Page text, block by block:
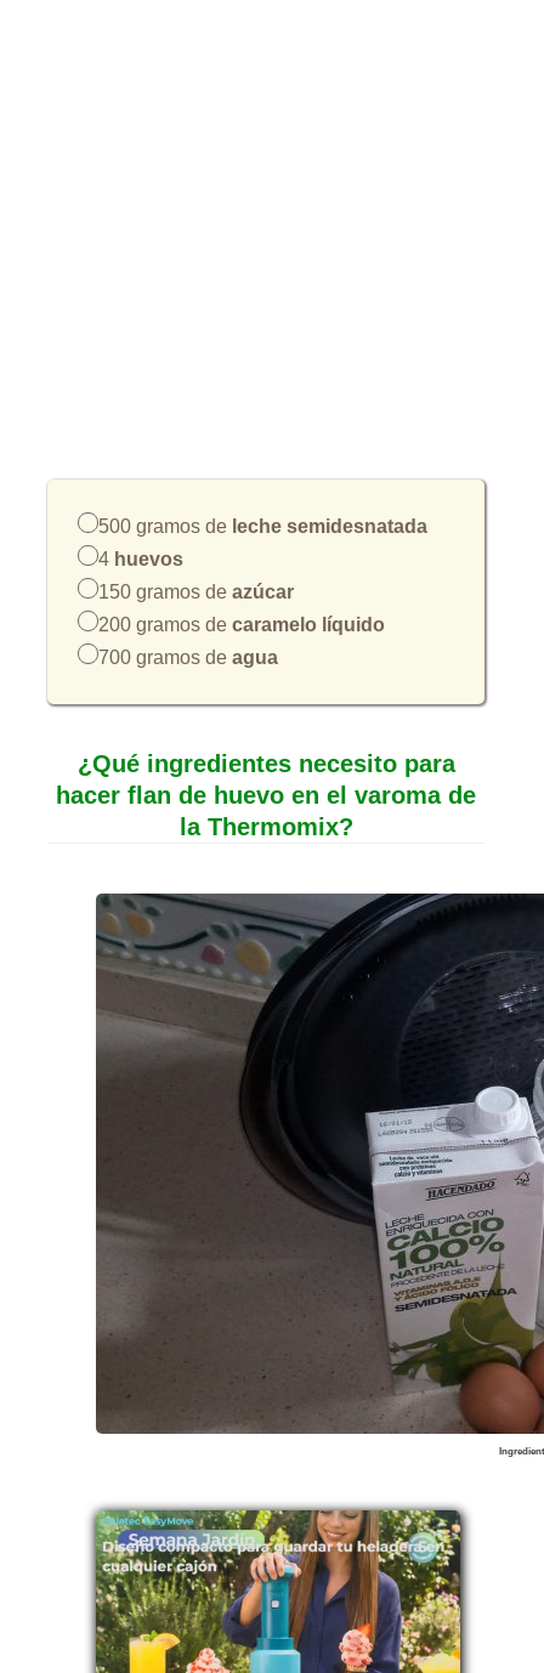
500 gramos de leche semidesnatada
4 huevos
150 gramos de azúcar
200 gramos de caramelo líquido
700 gramos de agua
¿Qué ingredientes necesito para
hacer flan de huevo en el varoma de
la Thermomix?